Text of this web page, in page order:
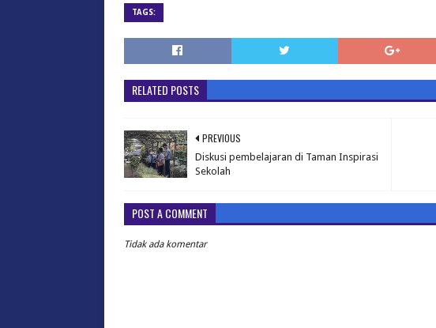
TAGS:
RELATED POSTS
PREVIOUS
Diskusi pembelajaran di Taman Inspirasi
Sekolah
POST A COMMENT
Tidak ada komentar